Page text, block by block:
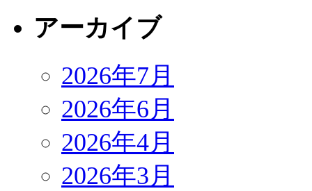
アーカイブ
2026年7月
2026年6月
2026年4月
2026年3月